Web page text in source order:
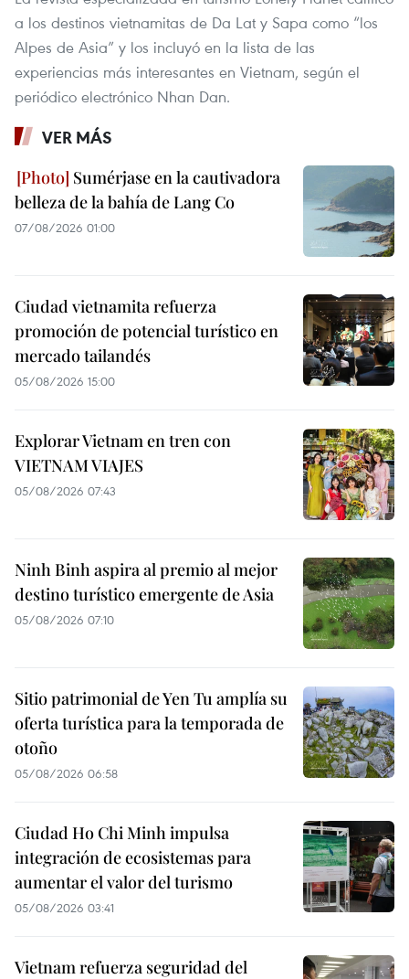
a los destinos vietnamitas de Da Lat y Sapa como “los
Alpes de Asia” y los incluyó en la lista de las
experiencias más interesantes en Vietnam, según el
periódico electrónico Nhan Dan.
VER MÁS
Sumérjase en la cautivadora
belleza de la bahía de Lang Co
07/08/2026 01:00
Ciudad vietnamita refuerza
promoción de potencial turístico en
mercado tailandés
05/08/2026 15:00
Explorar Vietnam en tren con
VIETNAM VIAJES
05/08/2026 07:43
Ninh Binh aspira al premio al mejor
destino turístico emergente de Asia
05/08/2026 07:10
Sitio patrimonial de Yen Tu amplía su
oferta turística para la temporada de
otoño
05/08/2026 06:58
Ciudad Ho Chi Minh impulsa
integración de ecosistemas para
aumentar el valor del turismo
05/08/2026 03:41
Vietnam refuerza seguridad del